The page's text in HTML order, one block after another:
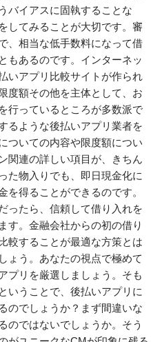
バイアスに固執することな
してみることが大切です。審
、相当な低手数料になって借
もあるのです。インターネッ
いアプリ比較サイトが作られ
度額その他を主体として、お
行っているところが多数派で
るような後払いアプリ業者を
ついての内容や限度額につい
関連の詳しい項目が、きちん
た物入りでも、即日現金化に
を得ることができるのです。
ったら、信頼して借り入れを
す。金融会社からの初の借り
較することが最適な方策とは
ょう。あなたの視点で極めて
プリを厳選しましょう。そも
いうことで、後払いアプリに
のでしょうか？まず間違いな
のではないでしょうか。そう